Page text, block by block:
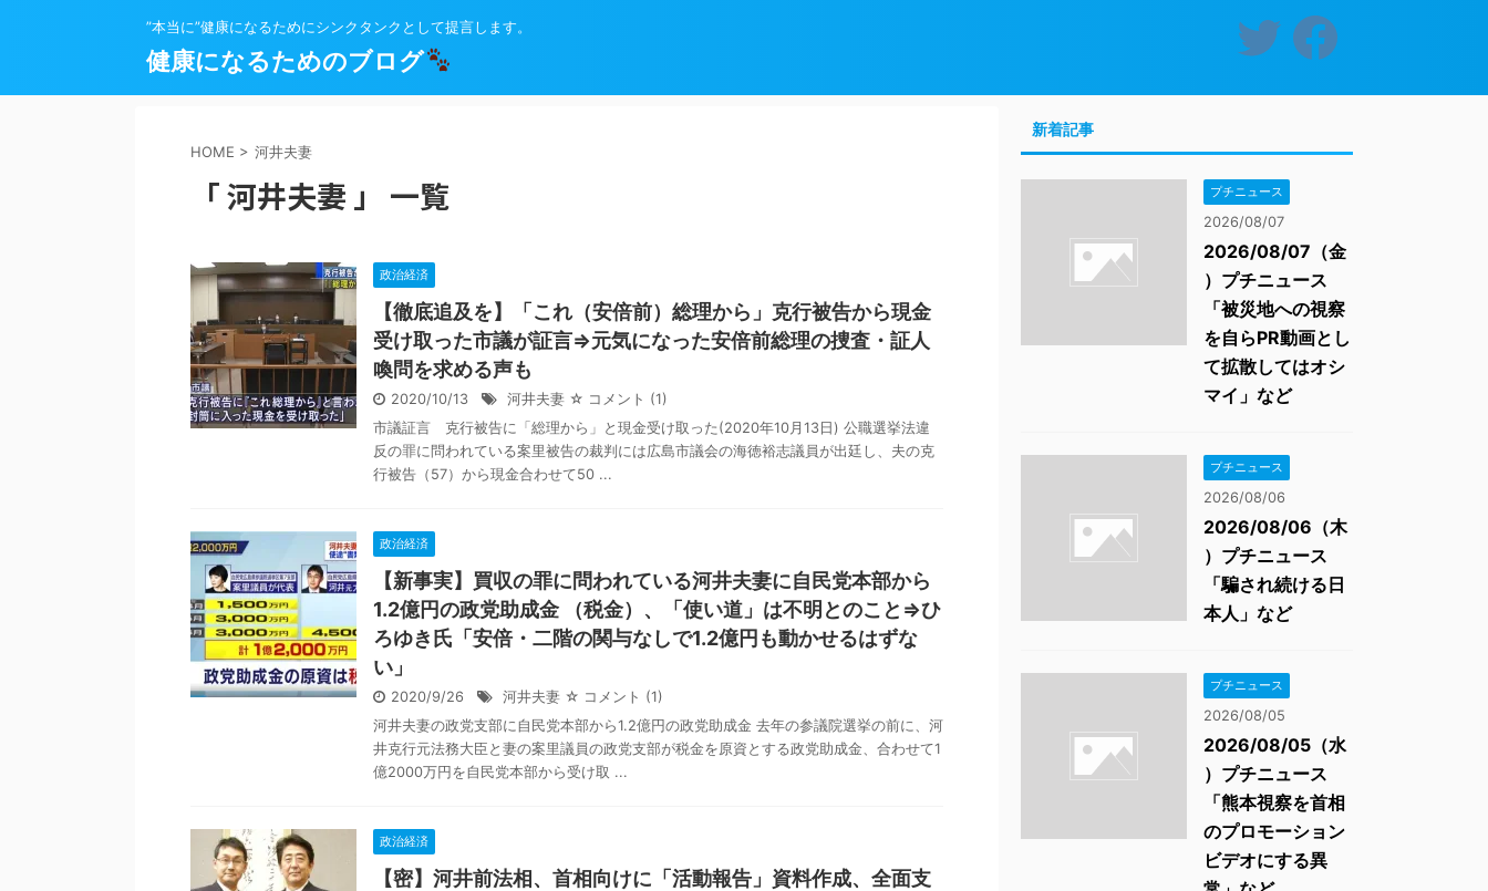
”本当に”健康になるためにシンクタンクとして提言します。
健康になるためのブログ
HOME > 河井夫妻
「 河井夫妻 」 一覧
政治経済
【徹底追及を】「これ（安倍前）総理から」克行被告から現金
受け取った市議が証言⇒元気になった安倍前総理の捜査・証人
喚問を求める声も
2020/10/13 河井夫妻 ☆ コメント (1)
市議証言 克行被告に「総理から」と現金受け取った(2020年10月13日) 公職選挙法違
反の罪に問われている案里被告の裁判には広島市議会の海徳裕志議員が出廷し、夫の克
行被告（57）から現金合わせて50 ...
政治経済
【新事実】買収の罪に問われている河井夫妻に自民党本部から
1.2億円の政党助成金 （税金）、「使い道」は不明とのこと⇒ひ
ろゆき氏「安倍・二階の関与なしで1.2億円も動かせるはずな
い」
2020/9/26 河井夫妻 ☆ コメント (1)
河井夫妻の政党支部に自民党本部から1.2億円の政党助成金 去年の参議院選挙の前に、河
井克行元法務大臣と妻の案里議員の政党支部が税金を原資とする政党助成金、合わせて1
億2000万円を自民党本部から受け取 ...
政治経済
【密】河井前法相、首相向けに「活動報告」資料作成、全面支
新着記事
プチニュース
2026/08/07
2026/08/07（金
）プチニュース
「被災地への視察
を自らPR動画とし
て拡散してはオシ
マイ」など
プチニュース
2026/08/06
2026/08/06（木
）プチニュース
「騙され続ける日
本人」など
プチニュース
2026/08/05
2026/08/05（水
）プチニュース
「熊本視察を首相
のプロモーション
ビデオにする異